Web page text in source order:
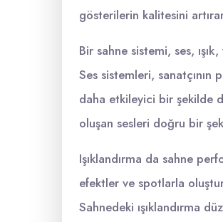
gösterilerin kalitesini
Bir sahne sistemi, ses,
Ses sistemleri, sanatçının
daha etkileyici bir şekilde
oluşan sesleri doğru bir
Işıklandırma da sahne
efektler ve spotlarla
Sahnedeki ışıklandırma